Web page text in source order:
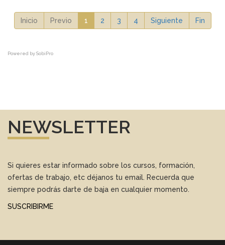
Inicio Previo 1 2 3 4 Siguiente Fin
Powered by SobiPro
NEWSLETTER
Si quieres estar informado sobre los cursos, formación,
ofertas de trabajo, etc déjanos tu email. Recuerda que
siempre podrás darte de baja en cualquier momento.
SUSCRIBIRME